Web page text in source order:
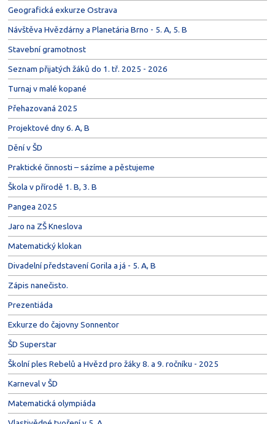
Geografická exkurze Ostrava
Návštěva Hvězdárny a Planetária Brno - 5. A, 5. B
Stavební gramotnost
Seznam přijatých žáků do 1. tř. 2025 - 2026
Turnaj v malé kopané
Přehazovaná 2025
Projektové dny 6. A, B
Dění v ŠD
Praktické činnosti – sázíme a pěstujeme
Škola v přírodě 1. B, 3. B
Pangea 2025
Jaro na ZŠ Kneslova
Matematický klokan
Divadelní představení Gorila a já - 5. A, B
Zápis nanečisto.
Prezentiáda
Exkurze do čajovny Sonnentor
ŠD Superstar
Školní ples Rebelů a Hvězd pro žáky 8. a 9. ročníku - 2025
Karneval v ŠD
Matematická olympiáda